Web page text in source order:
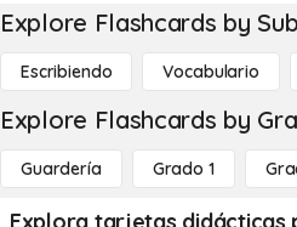
Explore Flashcards by
Escribiendo Vocabulario
Explore Flashcards by
Guardería Grado 1